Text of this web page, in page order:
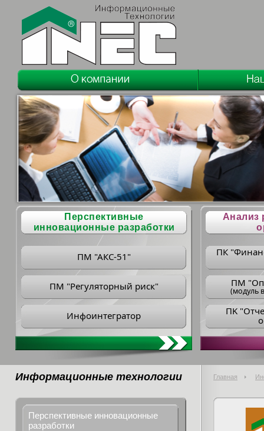
Перспективные
инновационные разработки
ПМ "АКС-51"
ПМ "Регуляторный риск"
Инфоинтегратор
Анализ
ПК
ПM
(модуль
ПK
Информационные технологии Главная
Перспективные инновационные
разработки